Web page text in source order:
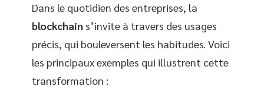
Dans le quotidien des entreprises, la
blockchain s’invite à travers des usages
précis, qui bouleversent les habitudes. Voici
les principaux exemples qui illustrent cette
transformation :